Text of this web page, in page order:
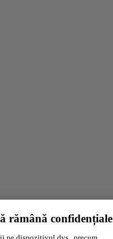
rămână confidențiale